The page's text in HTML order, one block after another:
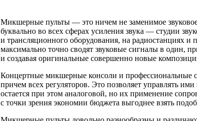
Микшерные пульты — это ничем не заменимое
буквально во всех сферах усиления звука — студии
и трансляционного оборудования, на радиостанциях
максимально точно сводят звуковые сигналы в один,
и создавая оригинальные совершенно новые
Концертные микшерные консоли и профессиональные
причем всех регуляторов. Это позволяет управлять
остается при этом аналоговой, но их применение
с точки зрения экономии бюджета выгоднее взять